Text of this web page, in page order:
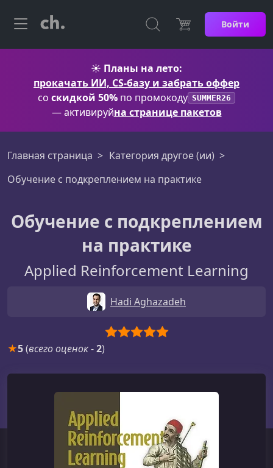
Войти
☀️ Планы на лето:
прокачать ИИ, CS-базу и забрать оффер
со скидкой 50% по промокоду SUMMER26
— активируйна странице пакетов
Главная страница
Категория другое (ии)
Обучение с подкреплением на практике
Обучение с подкреплением
на практике
Applied Reinforcement Learning
Hadi Aghazadeh
★5(всего оценок-2)